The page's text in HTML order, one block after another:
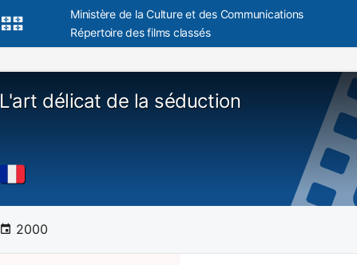
Ministère de la Culture et des Communications
Répertoire des films classés
L'art délicat de la séduction
2000